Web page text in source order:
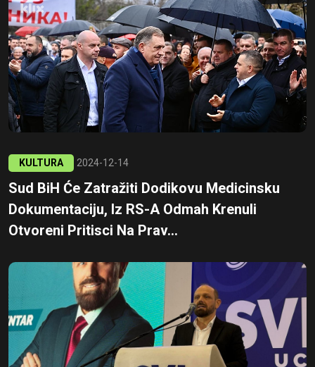
KULTURA 2024-12-14
Sud BiH Će Zatražiti Dodikovu Medicinsku
Dokumentaciju, Iz RS-A Odmah Krenuli
Otvoreni Pritisci Na Prav...